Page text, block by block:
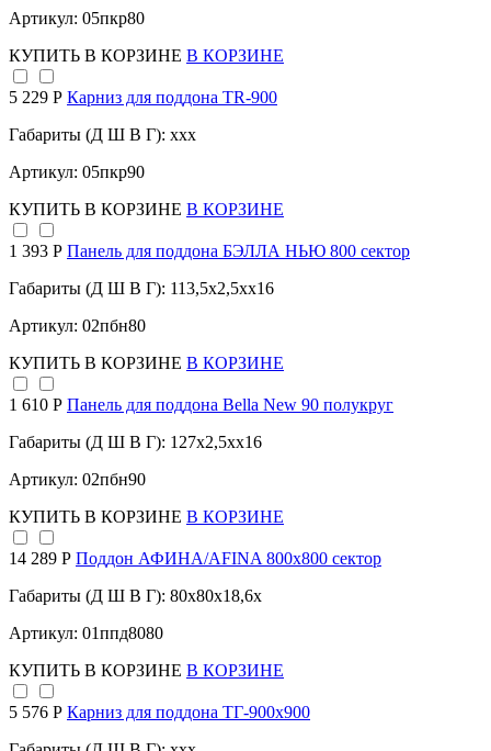
Артикул: 05пкр80
КУПИТЬ В КОРЗИНЕ В КОРЗИНЕ
5 229 Р Карниз для поддона TR-900
Габариты (Д Ш В Г): xxx
Артикул: 05пкр90
КУПИТЬ В КОРЗИНЕ В КОРЗИНЕ
1 393 Р Панель для поддона БЭЛЛА НЬЮ 800 сектор
Габариты (Д Ш В Г): 113,5x2,5xx16
Артикул: 02пбн80
КУПИТЬ В КОРЗИНЕ В КОРЗИНЕ
1 610 Р Панель для поддона Bella New 90 полукруг
Габариты (Д Ш В Г): 127x2,5xx16
Артикул: 02пбн90
КУПИТЬ В КОРЗИНЕ В КОРЗИНЕ
14 289 Р Поддон АФИНА/AFINA 800х800 сектор
Габариты (Д Ш В Г): 80x80x18,6x
Артикул: 01ппд8080
КУПИТЬ В КОРЗИНЕ В КОРЗИНЕ
5 576 Р Карниз для поддона TГ-900х900